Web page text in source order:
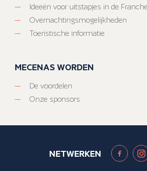
Ideeën voor uitstapjes in de
Overnachtingsmogelijkheden
Toeristische informatie
MECENAS WORDEN
De voordelen
Onze sponsors
NETWERKEN